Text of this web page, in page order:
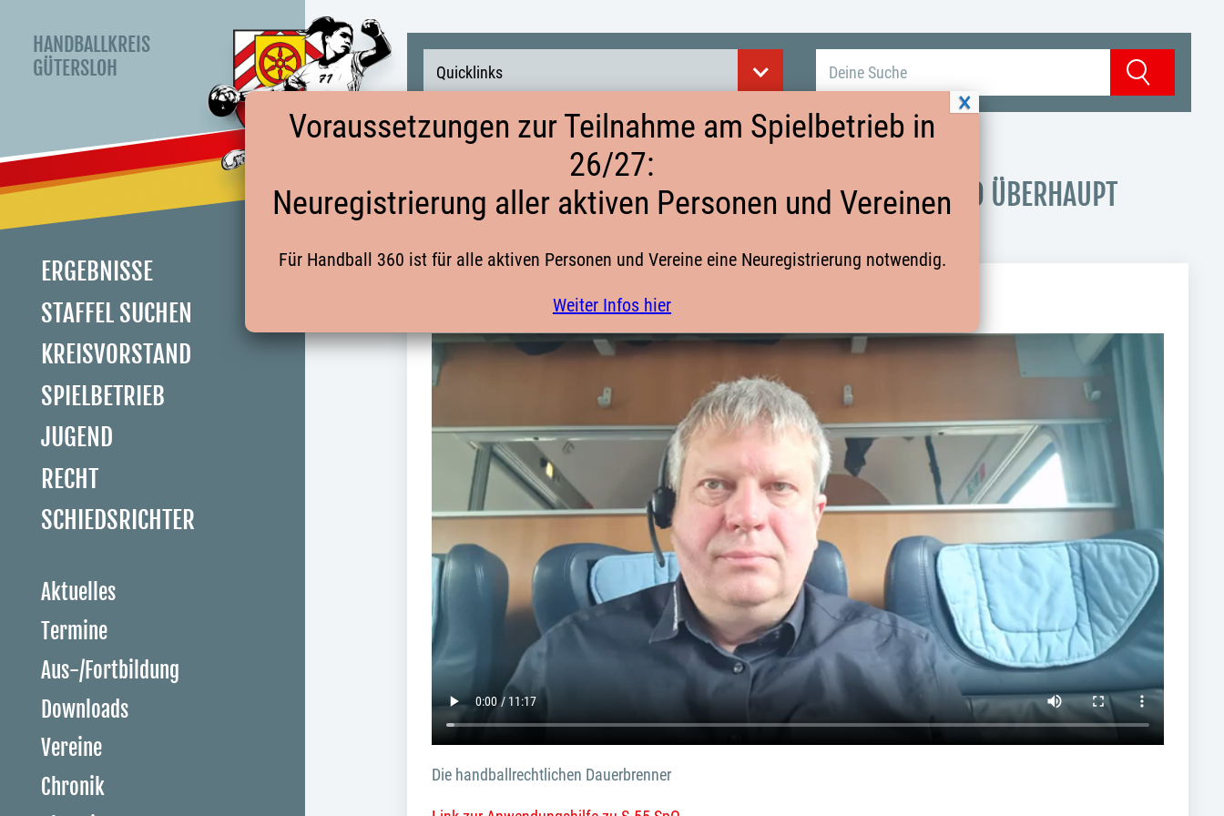
HANDBALLKREIS
GÜTERSLOH
ERGEBNISSE
STAFFEL SUCHEN
KREISVORSTAND
SPIELBETRIEB
JUGEND
RECHT
SCHIEDSRICHTER
Aktuelles
Termine
Aus-/Fortbildung
Downloads
Vereine
Chronik
Quicklinks Suchen
ANWENDUNGSHILFE § 55 SPO – DARF MEIN VERBAND ÜBERHAUPT
BESTRAFEN? – VERTRAGSFALLEN
ERKLÄRVIDEO ZUM HANDBALLRECHT
Die handballrechtlichen Dauerbrenner
Voraussetzungen zur Teilnahme am Spielbetrieb in
26/27:
Neuregistrierung aller aktiven Personen und Vereinen
Für Handball 360 ist für alle aktiven Personen und Vereine eine Neuregistrierung notwendig.
Weiter Infos hier